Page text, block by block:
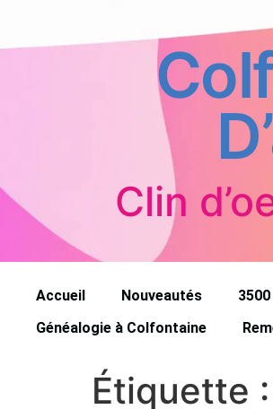
Clin
Accueil Nouveautés
Généalogie à Colfontaine
Étiquette :